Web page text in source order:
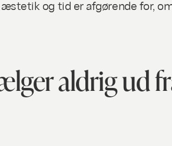
og tid er afgørende for,
aldrig ud